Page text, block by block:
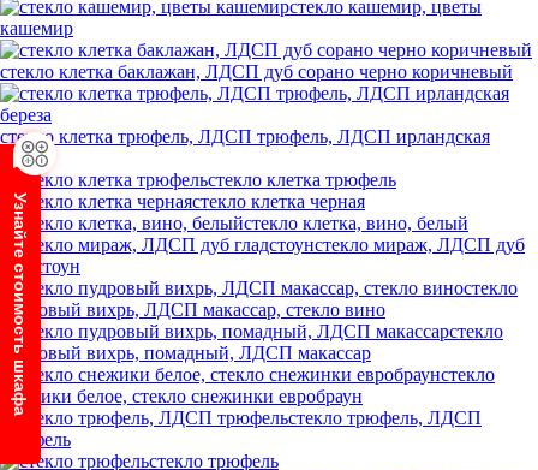
стекло кашемир, цветы
кашемир
стекло клетка баклажан, ЛДСП дуб сорано черно коричневый
стекло клетка трюфель, ЛДСП трюфель, ЛДСП ирландская
береза
стекло клетка трюфель
стекло клетка черная
стекло клетка, вино, белый
стекло мираж, ЛДСП дуб
гладстоун
стекло
пудровый вихрь, ЛДСП макассар, стекло вино
стекло
пудровый вихрь, помадный, ЛДСП макассар
стекло
снежики белое, стекло снежинки евробраун
стекло трюфель, ЛДСП
трюфель
стекло трюфель
Узнайте стоимость шкафа